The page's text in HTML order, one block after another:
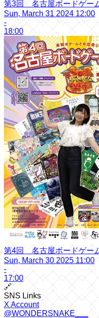
第3回 名古屋ボードゲー
Sun, March 31 2024 12:00
-
18:00
第4回 名古屋ボードゲー
Sun, March 30 2025 11:00
-
17:00
🔗
SNS Links
X Account
@WONDERSNAKE___